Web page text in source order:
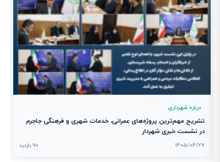
درباره شهرداری
تشریح مهم‌ترین پروژه‌های عمرانی، خدمات شهری و فرهنگی جاجرم
در نشست خبری شهردار
1405/04/27 90 بازدید